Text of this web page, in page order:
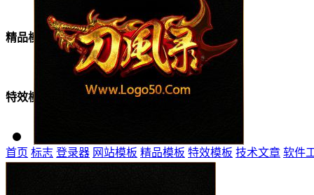
精品模板
特效模板
首页 标志 登录器 网站模板 精品模板 特效模板 技术文章 软件